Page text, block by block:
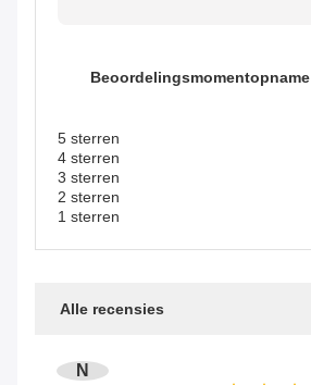
Beoordelingsmomentopname
5 sterren
4 sterren
3 sterren
2 sterren
1 sterren
Alle recensies
N